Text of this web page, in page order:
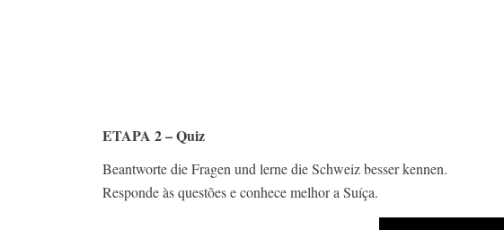
ETAPA 2 – Quiz
Beantworte die Fragen und lerne die Schweiz besser kennen.
Responde às questões e conhece melhor a Suíça.